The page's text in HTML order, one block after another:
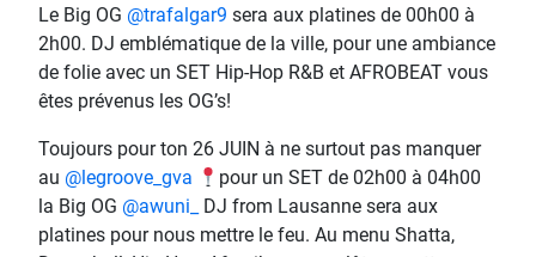
Le Big OG @trafalgar9 sera aux platines de 00h00 à
2h00. DJ emblématique de la ville, pour une ambiance
de folie avec un SET Hip-Hop R&B et AFROBEAT vous
êtes prévenus les OG’s!
Toujours pour ton 26 JUIN à ne surtout pas manquer
au @legroove_gva
pour un SET de 02h00 à 04h00
la Big OG @awuni_
DJ from Lausanne sera aux
platines pour nous mettre le feu. Au menu Shatta,